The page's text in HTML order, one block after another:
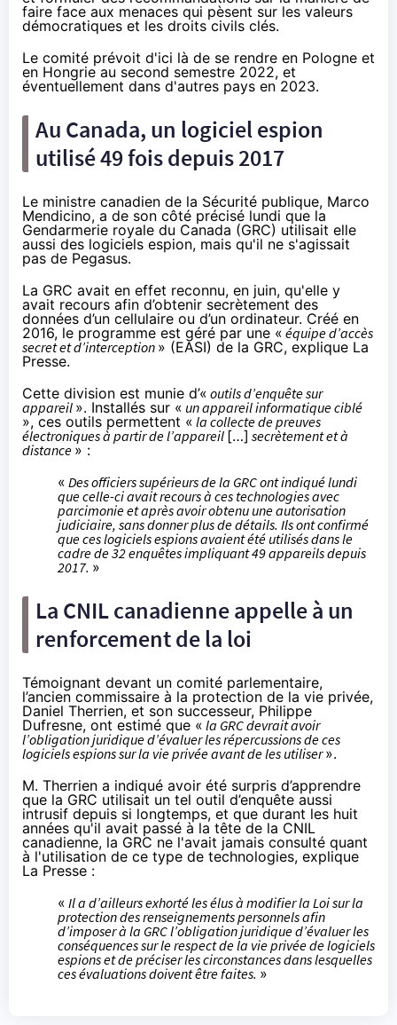
faire face aux menaces qui pèsent sur les valeurs
démocratiques et les droits civils clés.
Le comité prévoit d'ici là de se rendre en Pologne et
en Hongrie au second semestre 2022, et
éventuellement dans d'autres pays en 2023.
Au Canada, un logiciel espion
utilisé 49 fois depuis 2017
Le ministre canadien de la Sécurité publique, Marco
Mendicino, a de son côté précisé lundi que la
Gendarmerie royale du Canada (GRC) utilisait elle
aussi des logiciels espion, mais qu'il ne s'agissait
pas de Pegasus.
La GRC avait en effet reconnu, en juin, qu'elle y
avait recours afin d’obtenir secrètement des
données d’un cellulaire ou d’un ordinateur. Créé en
2016, le programme est géré par une « équipe d’accès
secret et d’interception » (EASI) de la GRC, explique La
Presse.
Cette division est munie d’« outils d’enquête sur
appareil ». Installés sur « un appareil informatique ciblé
», ces outils permettent « la collecte de preuves
électroniques à partir de l’appareil […] secrètement et à
distance » :
« Des officiers supérieurs de la GRC ont indiqué lundi
que celle-ci avait recours à ces technologies avec
parcimonie et après avoir obtenu une autorisation
judiciaire, sans donner plus de détails. Ils ont confirmé
que ces logiciels espions avaient été utilisés dans le
cadre de 32 enquêtes impliquant 49 appareils depuis
2017. »
La CNIL canadienne appelle à un
renforcement de la loi
Témoignant devant un comité parlementaire,
l’ancien commissaire à la protection de la vie privée,
Daniel Therrien, et son successeur, Philippe
Dufresne, ont estimé que « la GRC devrait avoir
l’obligation juridique d’évaluer les répercussions de ces
logiciels espions sur la vie privée avant de les utiliser».
M. Therrien a indiqué avoir été surpris d’apprendre
que la GRC utilisait un tel outil d’enquête aussi
intrusif depuis si longtemps, et que durant les huit
années qu'il avait passé à la tête de la CNIL
canadienne, la GRC ne l'avait jamais consulté quant
à l'utilisation de ce type de technologies, explique
La Presse :
« Il a d’ailleurs exhorté les élus à modifier la Loi sur la
protection des renseignements personnels afin
d’imposer à la GRC l’obligation juridique d’évaluer les
conséquences sur le respect de la vie privée de logiciels
espions et de préciser les circonstances dans lesquelles
ces évaluations doivent être faites. »